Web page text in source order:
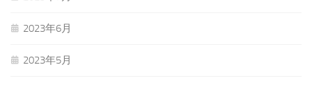
2023年6月
2023年5月